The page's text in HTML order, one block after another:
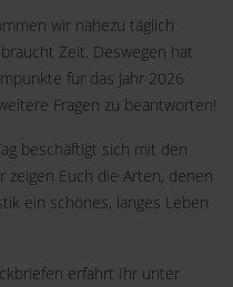
wir nahezu täglich
Zeit. Deswegen hat
für das Jahr 2026
Fragen zu beantworten!
beschäftigt sich mit den
zeigen Euch die Arten, denen
ein schönes, langes Leben
erfahrt Ihr unter